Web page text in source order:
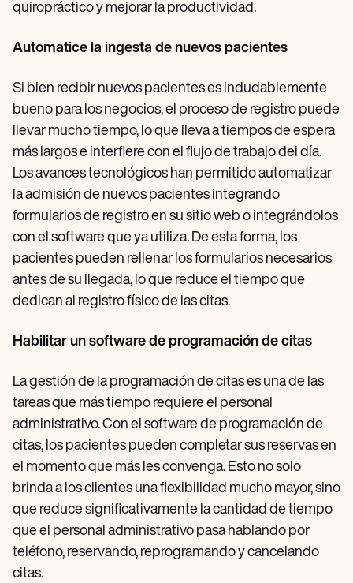
quiropráctico y mejorar la productividad.
Automatice la ingesta de nuevos pacientes
Si bien recibir nuevos pacientes es indudablemente
bueno para los negocios, el proceso de registro puede
llevar mucho tiempo, lo que lleva a tiempos de espera
más largos e interfiere con el flujo de trabajo del día.
Los avances tecnológicos han permitido automatizar
la admisión de nuevos pacientes integrando
formularios de registro en su sitio web o integrándolos
con el software que ya utiliza. De esta forma, los
pacientes pueden rellenar los formularios necesarios
antes de su llegada, lo que reduce el tiempo que
dedican al registro físico de las citas.
Habilitar un software de programación de citas
La gestión de la programación de citas es una de las
tareas que más tiempo requiere el personal
administrativo. Con el software de programación de
citas, los pacientes pueden completar sus reservas en
el momento que más les convenga. Esto no solo
brinda a los clientes una flexibilidad mucho mayor, sino
que reduce significativamente la cantidad de tiempo
que el personal administrativo pasa hablando por
teléfono, reservando, reprogramando y cancelando
citas.